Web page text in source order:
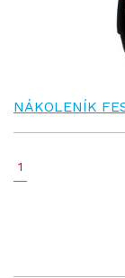
NÁKOLENÍK
1